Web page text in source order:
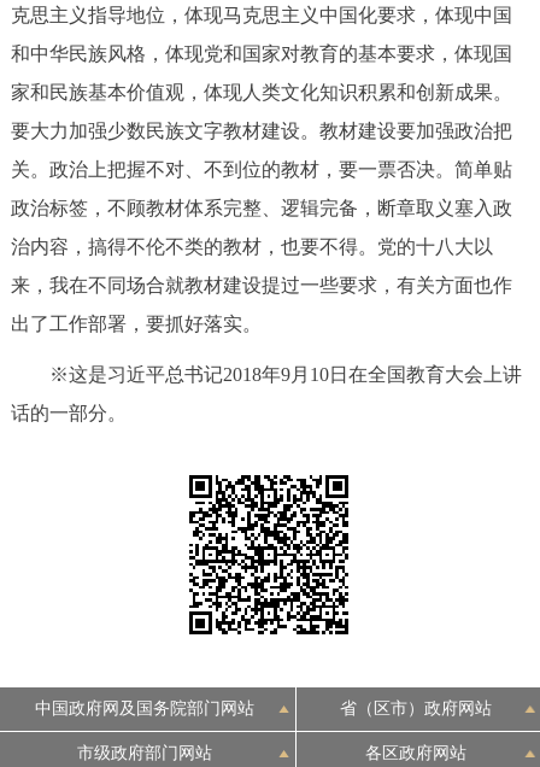
克思主义指导地位，体现马克思主义中国化要求，体现中国
和中华民族风格，体现党和国家对教育的基本要求，体现国
家和民族基本价值观，体现人类文化知识积累和创新成果。
要大力加强少数民族文字教材建设。教材建设要加强政治把
关。政治上把握不对、不到位的教材，要一票否决。简单贴
政治标签，不顾教材体系完整、逻辑完备，断章取义塞入政
治内容，搞得不伦不类的教材，也要不得。党的十八大以
来，我在不同场合就教材建设提过一些要求，有关方面也作
出了工作部署，要抓好落实。
※这是习近平总书记2018年9月10日在全国教育大会上讲
话的一部分。
中国政府网及国务院部门网站 省（区市）政府网站
市级政府部门网站 各区政府网站